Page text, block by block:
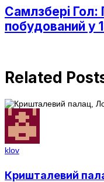
Самлзбері
побудований у
Related
klov
Кришталевий